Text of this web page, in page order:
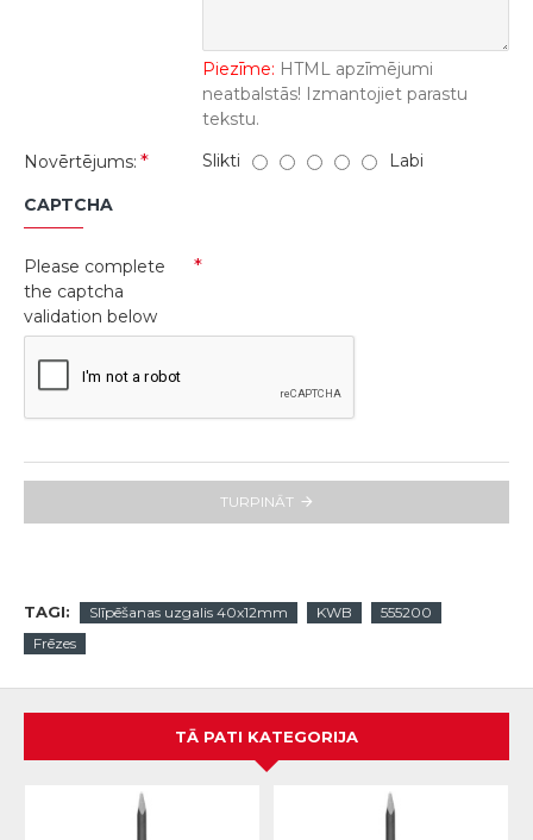
Piezīme: HTML apzīmējumi
neatbalstās! Izmantojiet parastu
tekstu.
Novērtējums:
Slikti Labi
CAPTCHA
Please complete
the captcha
validation below
TURPINĀT
TAGI: Slīpēšanas uzgalis 40x12mm KWB
555200
Frēzes
TĀ PATI KATEGORIJA